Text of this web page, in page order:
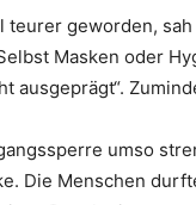
teurer geworden,
Masken oder
ausgeprägt“.
umso
Die Menschen